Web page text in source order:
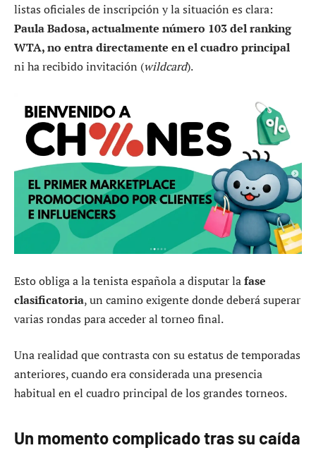
listas oficiales de inscripción y la situación es clara:
Paula Badosa, actualmente número 103 del ranking
WTA, no entra directamente en el cuadro principal
ni ha recibido invitación (wildcard).
Esto obliga a la tenista española a disputar lafase
clasificatoria, un camino exigente donde deberá superar
varias rondas para acceder al torneo final.
Una realidad que contrasta con su estatus de temporadas
anteriores, cuando era considerada una presencia
habitual en el cuadro principal de los grandes torneos.
Un momento complicado tras su caída